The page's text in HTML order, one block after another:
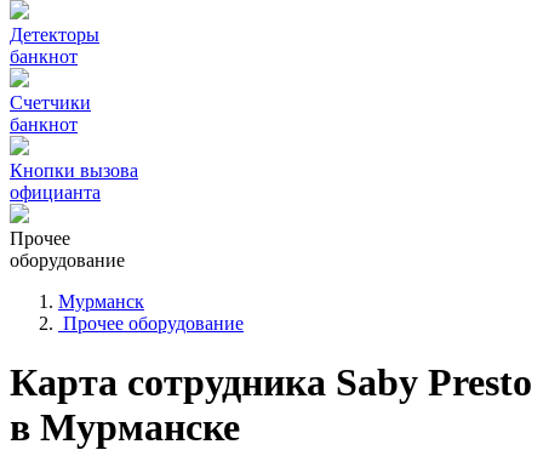
Детекторы
банкнот
Счетчики
банкнот
Кнопки вызова
официанта
Прочее
оборудование
Мурманск
Прочее оборудование
Карта сотрудника Saby Presto
в Мурманске